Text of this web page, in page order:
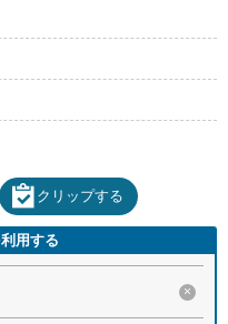
クリップする
用する
×